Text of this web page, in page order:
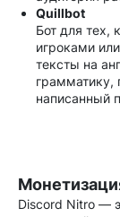
Quillbot
Бот для тех,
игроками
тексты на
грамматику,
написанный
Discord Nitro —